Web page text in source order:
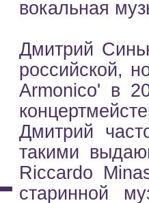
вокальная
Дмитрий
российской,
Armonico' в
Дмитрий
такими
Riccardo
старинной